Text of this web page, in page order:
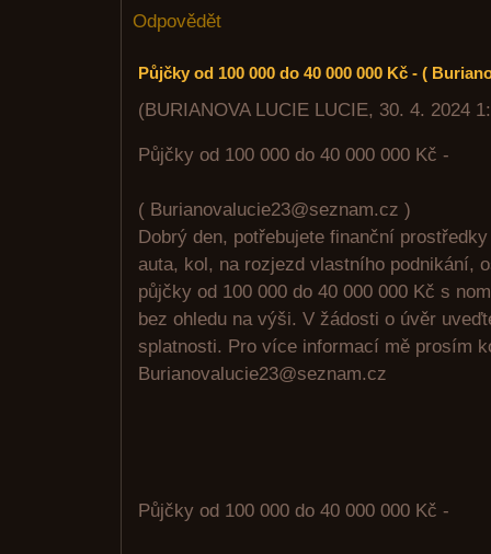
Odpovědět
Půjčky od 100 000 do 40 000 000 Kč - (
(BURIANOVA LUCIE LUCIE, 30. 4. 2024
Půjčky od 100 000 do 40 000 000 Kč -
( Burianovalucie23@seznam.cz )
Dobrý den, potřebujete finanční
auta, kol, na rozjezd vlastního podnikání,
půjčky od 100 000 do 40 000 000 Kč s
bez ohledu na výši. V žádosti o úvěr
splatnosti. Pro více informací mě prosím
Burianovalucie23@seznam.cz
Půjčky od 100 000 do 40 000 000 Kč -